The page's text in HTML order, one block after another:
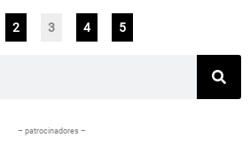
2 3 4 5
– patrocinadores –